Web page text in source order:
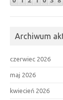
Archiwum
czerwiec 2026
maj 2026
kwiecień 2026